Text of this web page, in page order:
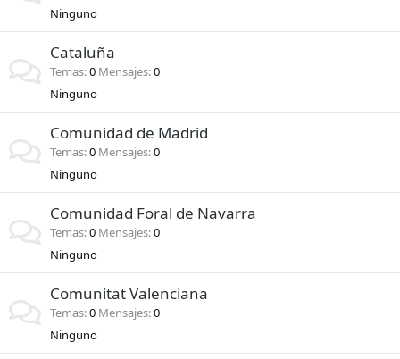
Ninguno
Cataluña
Temas 0 Mensajes 0
Ninguno
Comunidad de Madrid
Temas 0 Mensajes 0
Ninguno
Comunidad Foral de Navarra
Temas 0 Mensajes 0
Ninguno
Comunitat Valenciana
Temas 0 Mensajes 0
Ninguno